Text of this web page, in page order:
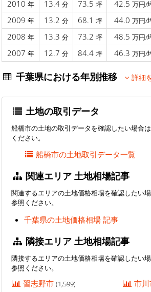
2010 年 13.4 分 73.5 坪 42.5 万円/
2009 年 13.2 分 68.1 坪 44.0 万円/
2008 年 13.3 分 73.2 坪 48.5 万円/
2007 年 12.7 分 84.4 坪 46.3 万円/
千葉県における年別推移 詳細
土地の取引データ
船橋市の土地の取引データを確認したい場合
ください。
船橋市の土地取引データ一覧
関連エリア 土地相場記事
関連するエリアの土地価格相場を確認したい
参照ください。
千葉県の土地価格相場 記事
隣接エリア 土地相場記事
隣接するエリアの土地価格相場を確認したい
参照ください。
習志野市(1,599) 市